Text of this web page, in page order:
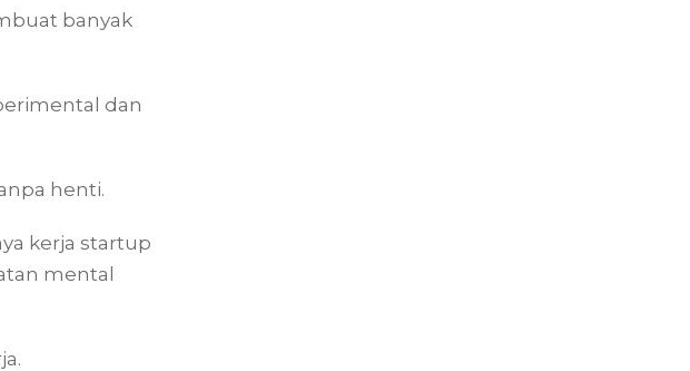
banyak
dan
henti.
kerja startup
mental